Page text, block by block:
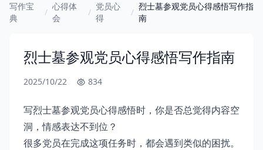
写作宝
典
/
心得体
会
/
党员心
得
/
烈士墓参观党员心得感悟写作指
南
烈士墓参观党员心得感悟写作指南
2025/10/22 834
写烈士墓参观党员心得感悟时，你是否总觉得内容空
洞，情感表达不到位？
很多党员在完成这项任务时，都会遇到类似的困扰。